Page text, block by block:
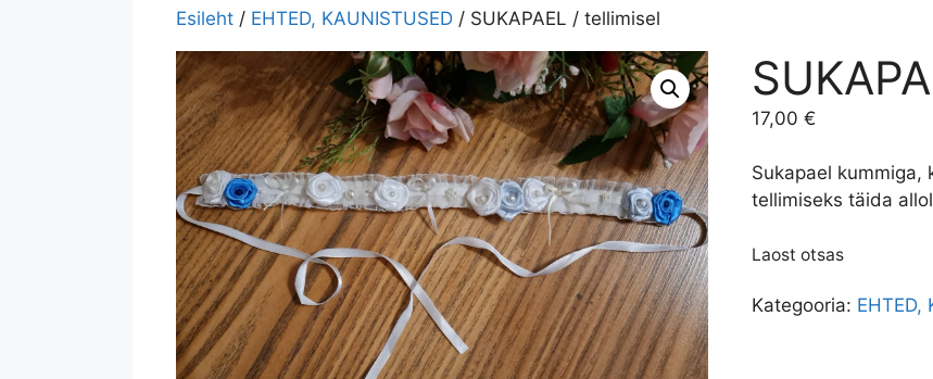
Esileht / EHTED, KAUNISTUSED / SUKAPAEL / tellimisel
17,00€
Sukapael
tellimiseks täida
Laost otsas
Kategooria: EHTED,